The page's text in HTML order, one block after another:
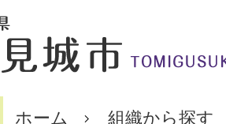
ホーム 組織から探す